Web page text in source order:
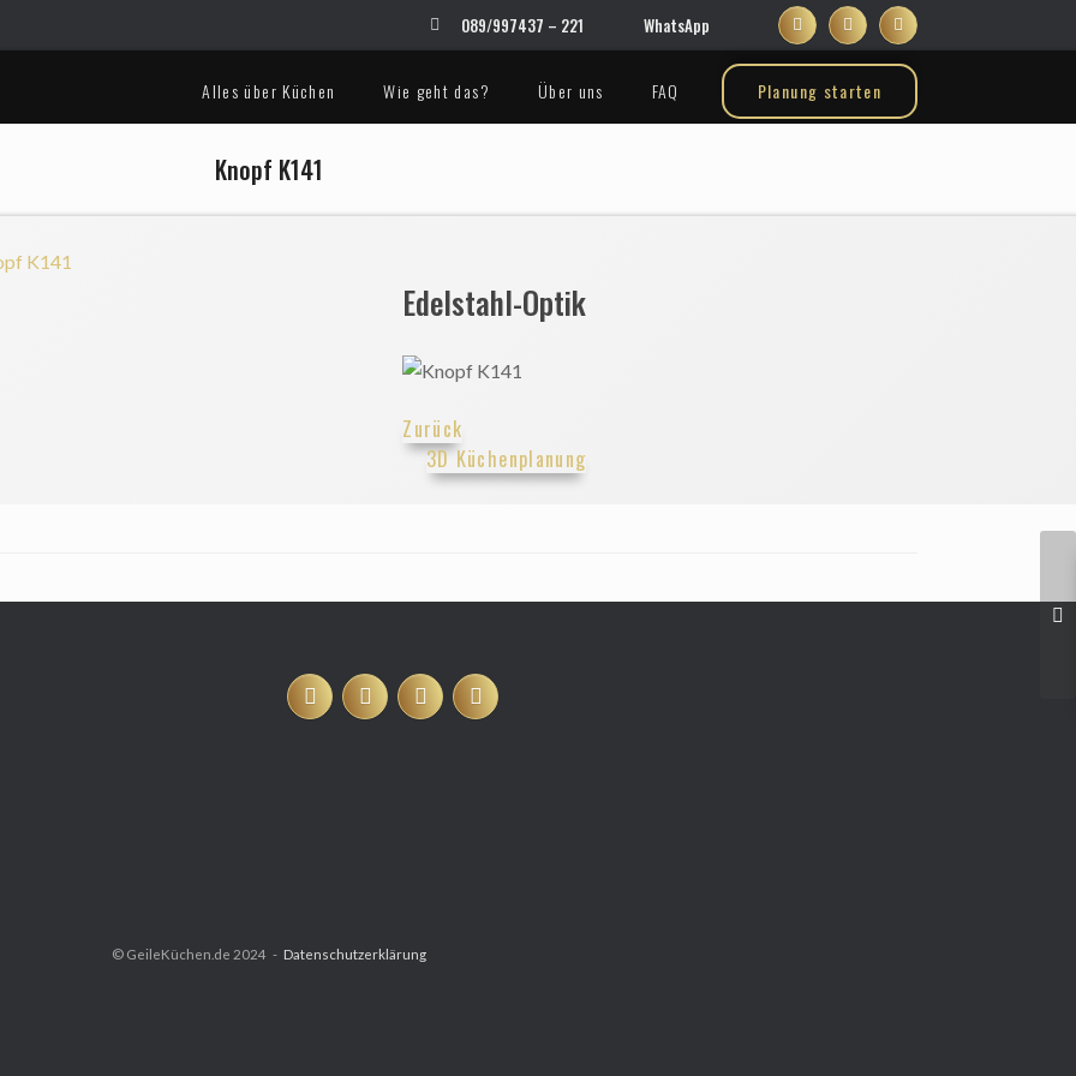
089/997437 – 221 WhatsApp
Alles über Küchen Wie geht das? Über uns FAQ Planung starten
Knopf K141
Edelstahl-Optik
Zurück
3D Küchenplanung
© GeileKüchen.de 2024 Datenschutzerklärung